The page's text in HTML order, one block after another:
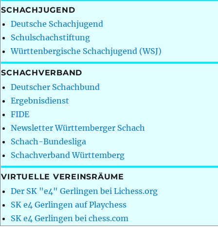
SCHACHJUGEND
Deutsche Schachjugend
Schulschachstiftung
Württenbergische Schachjugend (WSJ)
SCHACHVERBAND
Deutscher Schachbund
Ergebnisdienst
FIDE
Newsletter Württemberger Schach
Schach-Bundesliga
Schachverband Württemberg
VIRTUELLE VEREINSRÄUME
Der SK "e4" Gerlingen bei Lichess.org
SK e4 Gerlingen auf Playchess
SK e4 Gerlingen bei chess.com